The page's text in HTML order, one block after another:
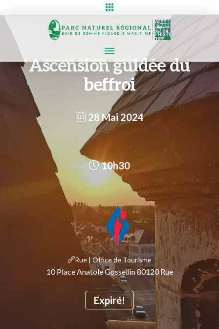
Ascension guidée du
beffroi
28 Mai 2024
Expiré!
10h30
Rue | Office de Tourisme
10 Place Anatole Gossellin 80120 Rue